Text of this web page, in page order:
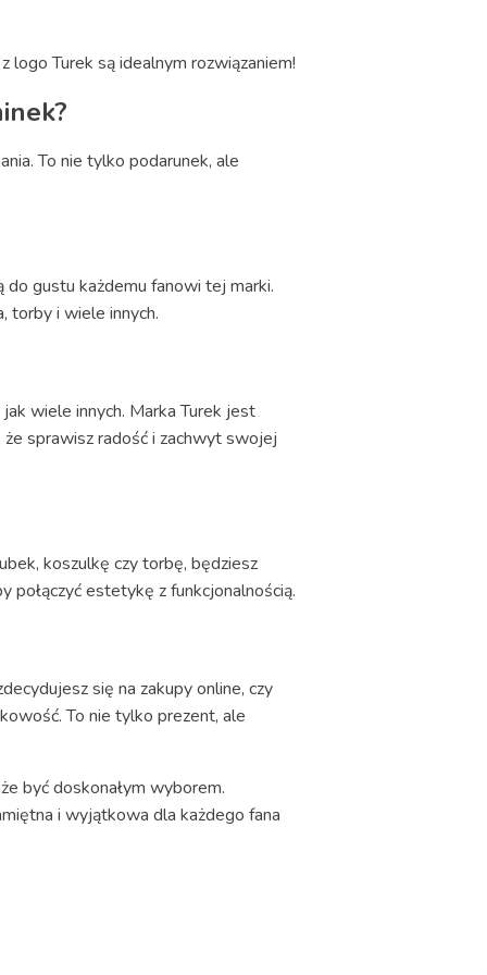
logo Turek są idealnym rozwiązaniem!
To nie tylko podarunek, ale
gustu każdemu fanowi tej marki.
torby i wiele innych.
wiele innych. Marka Turek jest
sprawisz radość i zachwyt swojej
koszulkę czy torbę, będziesz
połączyć estetykę z funkcjonalnością.
się na zakupy online, czy
To nie tylko prezent, ale
być doskonałym wyborem.
i wyjątkowa dla każdego fana